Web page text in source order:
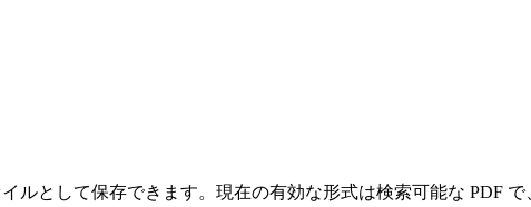
ルとして保存できます。現在の有効な形式は検索可能な PDF